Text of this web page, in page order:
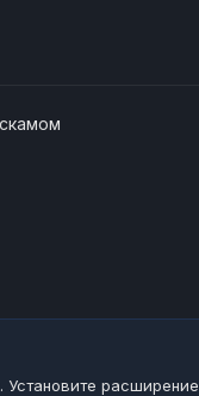
Установите расширение